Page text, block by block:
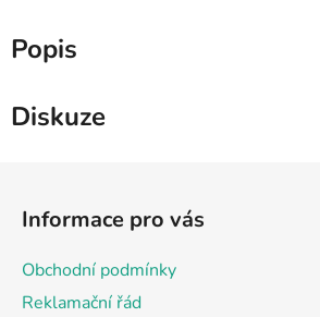
Popis
Diskuze
Informace pro vás
Obchodní podmínky
Reklamační řád